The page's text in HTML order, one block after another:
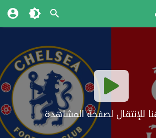
للإنتقال لصفحة المشاهدة